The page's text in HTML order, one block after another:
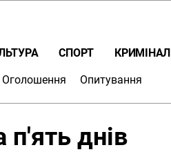
СПОРТ КРИМІНАЛ
Оголошення Опитування
п'ять днів